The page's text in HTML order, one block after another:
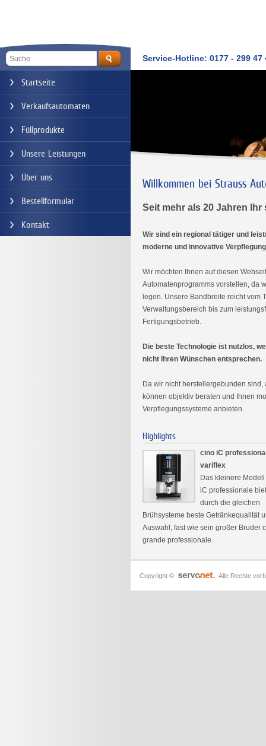
Service-Hotline: 0177 - 299 47
Startseite
Verkaufsautomaten
Füllprodukte
Unsere Leistungen
Über uns
Bestellformular
Kontakt
Willkommen bei Strauss
Seit mehr als 20 Jahren
Wir sind ein regional tätiger und
moderne und innovative
Wir möchten Ihnen auf diesen
Automatenprogramms vorstellen, da
legen. Unsere Bandbreite reicht vom
Verwaltungsbereich bis zum
Fertigungsbetrieb.
Die beste Technologie ist nutzlos,
nicht Ihren Wünschen entsprechen.
Da wir nicht herstellergebunden
können objektiv beraten und Ihnen
Verpflegungssysteme anbieten.
Highlights
cino iC
variflex
Das kleinere
iC professionale
durch die gleichen
Brühsysteme beste Getränkequalität
Auswahl, fast wie sein großer Bruder
grande professionale.
Copyright © Alle Rechte